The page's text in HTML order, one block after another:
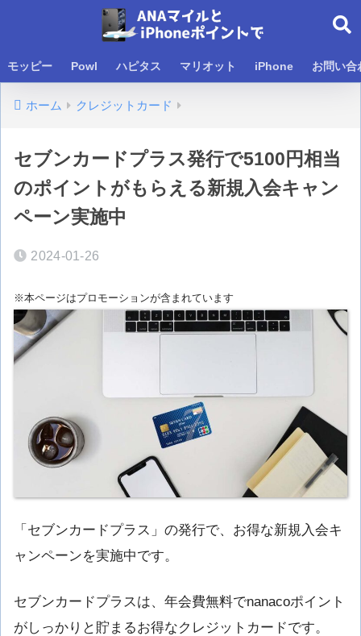
モッピー Powl ハピタス マリオット iPhone お問い合
ホーム クレジットカード
セブンカードプラス発行で5100円相当
のポイントがもらえる新規入会キャン
ペーン実施中
2024-01-26
※本ページはプロモーションが含まれています
「セブンカードプラス」の発行で、お得な新規入会キ
ャンペーンを実施中です。
セブンカードプラスは、年会費無料でnanacoポイント
がしっかりと貯まるお得なクレジットカードです。